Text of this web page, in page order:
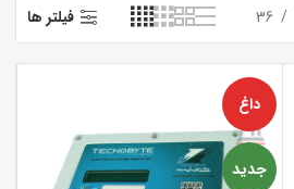
36 فیلتر ها
داغ
جدید